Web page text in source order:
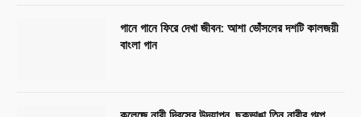
গানে গানে ফিরে দেখা জীবন: আশা ভোঁসলের দশটি কালজয়ী
বাংলা গান